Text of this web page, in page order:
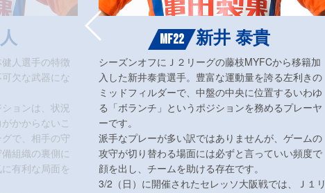
人選手の特徴
欠な武器にな
ョンは、状況
かからないこ
で、相手の守
組織の裏側に
有利な局面を
MF22 新井 泰貴
シーズンオフにＪ２リーグの藤枝MYFCから移籍加
入した新井泰貴選手。豊富な運動量を誇る左利きの
ミッドフィルダーで、中盤の中央に位置するいわゆ
る「ボランチ」というポジションを務めるプレーヤ
ーです。
派手なプレーが多い訳ではありませんが、ゲームの
攻守が切り替わる場面には必ずと言っていい頻度で
顔を出し、チームを助ける存在です。
3/2（日）に開催されたセレッソ大阪戦では、Ｊ１リ